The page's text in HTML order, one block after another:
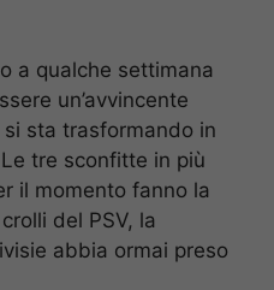
a qualche settimana
un’avvincente
sta trasformando in
tre sconfitte in più
il momento fanno la
del PSV, la
abbia ormai preso